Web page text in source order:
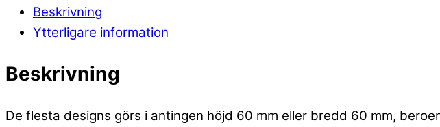
Beskrivning
Ytterligare information
Beskrivning
De flesta designs görs i antingen höjd 60 mm eller bredd 60 mm,